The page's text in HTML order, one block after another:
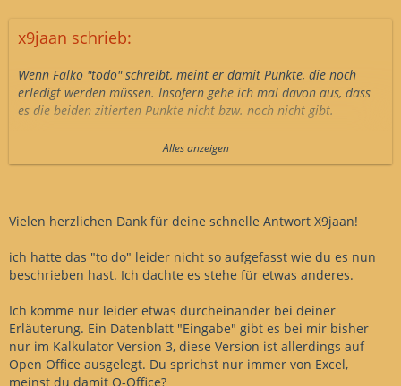
x9jaan schrieb:
Wenn Falko "todo" schreibt, meint er damit Punkte, die noch
erledigt werden müssen. Insofern gehe ich mal davon aus, dass
es die beiden zitierten Punkte nicht bzw. noch nicht gibt.
Bei mir funktioniert die Umwandlung folgendermaßen:
Zwischenablage. Dann gehe ich in mein Excel, dort gibt es ein
A. Dann ist die Spalte zu leeren, anschließend werden mittels
Strg+V die Daten aus der Zwischenablage in die besagte Spalte A
Auf dem nächsten Datenblatt finden sich die Ergebnisse, die ich
brauche.
Ich muss allerdings dazu sagen, dass ich nur eine sehr frühe
Alles anzeigen
Vielen herzlichen Dank für deine schnelle Antwort X9jaan!
ich hatte das "to do" leider nicht so aufgefasst wie du es nun
beschrieben hast. Ich dachte es stehe für etwas anderes.
Ich komme nur leider etwas durcheinander bei deiner
Erläuterung. Ein Datenblatt "Eingabe" gibt es bei mir bisher
nur im Kalkulator Version 3, diese Version ist allerdings auf
Open Office ausgelegt. Du sprichst nur immer von Excel,
meinst du damit O-Office?